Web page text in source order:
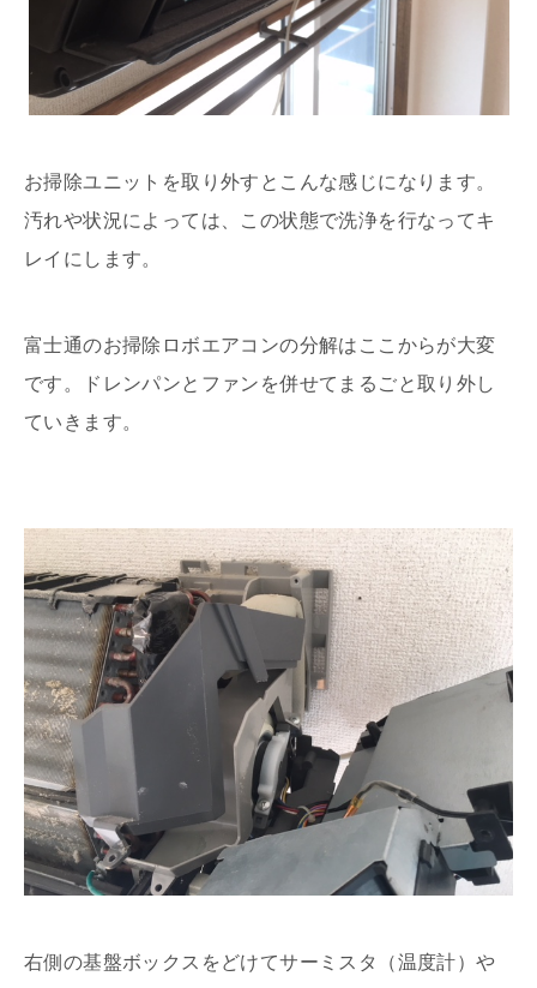
お掃除ユニットを取り外すとこんな感じになります。
汚れや状況によっては、この状態で洗浄を行なってキ
レイにします。
富士通のお掃除ロボエアコンの分解はここからが大変
です。ドレンパンとファンを併せてまるごと取り外し
ていきます。
右側の基盤ボックスをどけてサーミスタ（温度計）や